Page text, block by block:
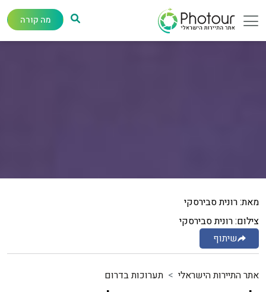
מה קורה
מאת: רונית סבירסקי
צילום: רונית סבירסקי
שיתוף
אתר התיירות הישראלי תערוכות בדרום